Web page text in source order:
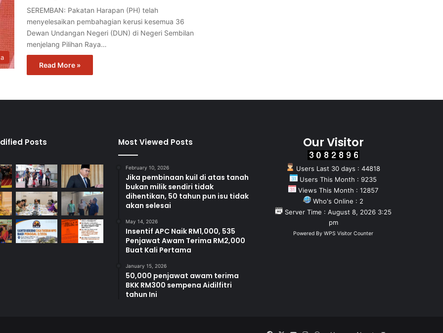
SEREMBAN: Pakatan Harapan (PH) telah
menyelesaikan pembahagian kerusi kesemua 36
Dewan Undangan Negeri (DUN) di Negeri Sembilan
menjelang Pilihan Raya…
Read More »
Posts Most Viewed Posts
February 10, 2026
Jika pembinaan kuil di atas tanah
bukan milik sendiri tidak
dihentikan, 50 tahun pun isu tidak
akan selesai
May 14, 2026
Insentif APC Naik RM1,000, 535
Penjawat Awam Terima RM2,000
Buat Kali Pertama
January 15, 2026
50,000 penjawat awam terima
BKK RM300 sempena Aidilfitri
tahun Ini
Our Visitor
Users Last 30 days : 44818
Users This Month : 9235
Views This Month : 12857
Who's Online : 2
Server Time : August 8, 2026 3:25
pm
Powered By WPS Visitor Counter